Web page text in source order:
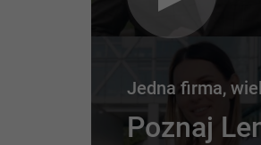
Jedna firma,
Poznaj